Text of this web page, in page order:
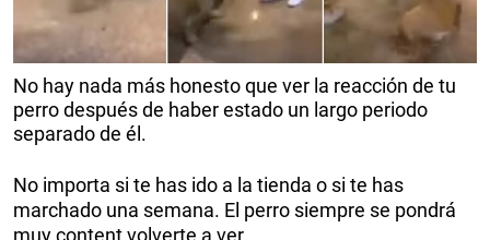
No hay nada más honesto que ver la reacción de tu
perro después de haber estado un largo periodo
separado de él.
No importa si te has ido a la tienda o si te has
marchado una semana. El perro siempre se pondrá
muy content volverte a ver.